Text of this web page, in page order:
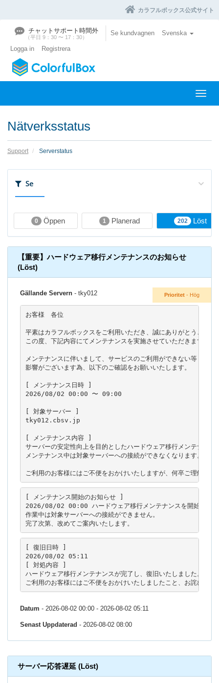
カラフルボックス公式サイト
チャットサポート時間外
（平日 9：30 〜 17：30）
Se kundvagnen Svenska
Logga in Registrera
V
ä
g
i
n
g
Nätverksstatus
Support Serverstatus
Se
0 Öppen 1 Planerad 202 Löst
【重要】ハードウェア移行メンテナンスのお知らせ
(Löst)
Prioritet - Hög
Gällande Servern - tky012
お客様　各位
平素はカラフルボックスをご利用いただき、誠にありがとうござい
この度、下記内容にてメンテナンスを実施させていただきます。
メンテナンスに伴いまして、サービスのご利用ができない等
影響がございます為、以下のご確認をお願いいたします。
[ メンテナンス日時 ]
2026/08/02 00:00 〜 09:00
[ 対象サーバー ]
tky012.cbsv.jp
[ メンテナンス内容 ]
サーバーの安定性向上を目的としたハードウェア移行メンテナンス
メンテナンス中は対象サーバーへの接続ができなくなります。
ご利用のお客様にはご不便をおかけいたしますが、何卒ご理解のほ
[ メンテナンス開始のお知らせ ]
2026/08/02 00:00 ハードウェア移行メンテナンスを開始いたし
作業中は対象サーバーへの接続ができません。
[ 復旧日時 ]
2026/08/02 05:11
[ 対処内容 ]
ハードウェア移行メンテナンスが完了し、復旧いたしました。
Datum - 2026-08-02 00:00 - 2026-08-02 05:11
Senast Uppdaterad - 2026-08-02 08:00
サーバー応答遅延 (Löst)